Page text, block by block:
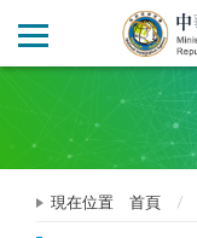
現在位置 首頁